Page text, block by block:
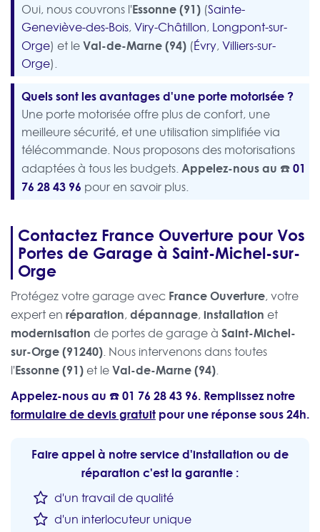
Oui, nous couvrons l'Essonne (91) (Sainte-
Geneviève-des-Bois, Viry-Châtillon, Longpont-sur-
Orge) et leVal-de-Marne (94) (Évry, Villiers-sur-
Orge).
Quels sont les avantages d'une porte motorisée ?
Une porte motorisée offre plus de confort, une
meilleure sécurité, et une utilisation simplifiée via
télécommande. Nous proposons des motorisations
adaptées à tous les budgets.Appelez-nous au ☎️01
76 28 43 96 pour en savoir plus.
Contactez France Ouverture pour Vos
Portes de Garage à Saint-Michel-sur-
Orge
Protégez votre garage avec France Ouverture, votre
expert en réparation, dépannage, installation et
modernisation de portes de garage à Saint-Michel-
sur-Orge (91240). Nous intervenons dans toutes
l'Essonne (91) et leVal-de-Marne (94).
Appelez-nous au ☎️01 76 28 43 96. Remplissez notre
formulaire de devis gratuit pour une réponse sous 24h.
Faire appel à notre service d'installation ou de
réparation c'est la garantie :
d'un travail de qualité
d'un interlocuteur unique